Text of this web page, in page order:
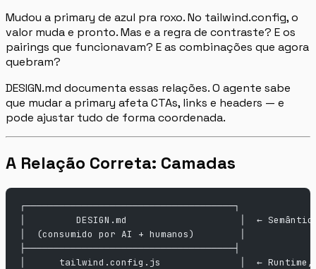
Mudou a primary de azul pra roxo. No tailwind.config, o
valor muda e pronto. Mas e a regra de contraste? E os
pairings que funcionavam? E as combinações que agora
quebram?
DESIGN.md documenta essas relações. O agente sabe
que mudar a primary afeta CTAs, links e headers — e
pode ajustar tudo de forma coordenada.
A Relação Correta: Camadas
┌─────────────────────────────────────┐
│         DESIGN.md                    │  ←
│  (consumido por AI + humanos)        │
├─────────────────────────────────────┤
│      tailwind.config.js              │  ← Runtime,